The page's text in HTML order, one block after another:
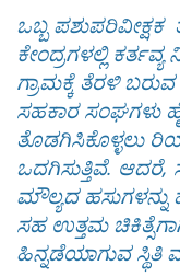
ಒಬ್ಬ
ಕೇಂದ್ರಗಳಲ್ಲಿ ಕರ್ತವ್ಯ
ಗ್ರಾಮಕ್ಕೆ ತೆರಳಿ
ಸಹಕಾರ ಸಂಘಗಳು
ತೊಡಗಿಸಿಕೊಳ್ಳಲು
ಒದಗಿಸುತ್ತಿವೆ. ಆದರೆ,
ಮೌಲ್ಯದ
ಸಹ ಉತ್ತಮ
ಹಿನ್ನಡೆಯಾಗುವ ಸ್ಥಿತಿ